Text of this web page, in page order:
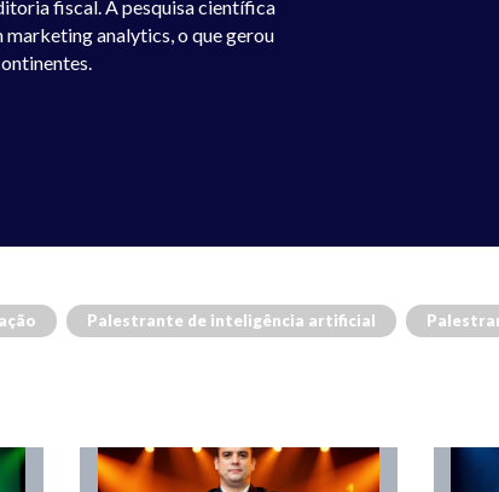
fiscal. A pesquisa científica
marketing analytics, o que gerou
Palestrante de inteligência artificial